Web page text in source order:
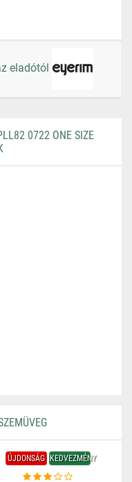
eladótól
0722 ONE SIZE
ÚJDONSÁG KEDVEZMÉNY